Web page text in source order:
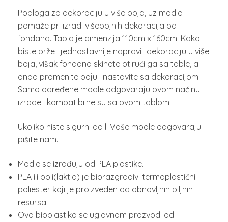
Podloga za dekoraciju u više boja, uz modle
pomaže pri izradi višebojnih dekoracija od
fondana. Tabla je dimenzija 110cm x 160cm. Kako
biste brže i jednostavnije napravili dekoraciju u više
boja, višak fondana skinete otirući ga sa table, a
onda promenite boju i nastavite sa dekoracijom.
Samo određene modle odgovaraju ovom načinu
izrade i kompatibilne su sa ovom tablom.
Ukoliko niste sigurni da li Vaše modle odgovaraju
pišite nam.
Modle se izrađuju od PLA plastike.
PLA ili poli(laktid) je biorazgradivi termoplastični
poliester koji je proizveden od obnovljnih biljnih
resursa.
Ova bioplastika se uglavnom prozvodi od